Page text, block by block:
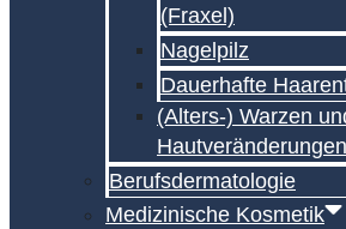
(Fraxel)
Nagelpilz
Dauerhafte
(Alters-) Warzen
Hautveränderungen
Berufsdermatologie
Medizinische Kosmetik